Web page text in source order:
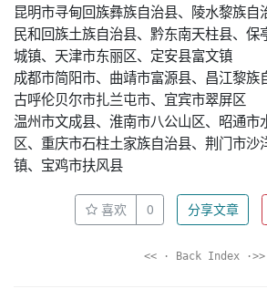
昆明市寻甸回族彝族自治县、陵水黎族自
民和回族土族自治县、黔东南天柱县、保
城镇、天津市东丽区、定安县富文镇
成都市简阳市、曲靖市富源县、昌江黎族
古呼伦贝尔市扎兰屯市、宜宾市翠屏区
温州市文成县、淮南市八公山区、昭通市
区、重庆市石柱土家族自治县、荆门市沙
镇、宝鸡市扶风县
喜欢 0 分享文章
<< · Back Index ·>>